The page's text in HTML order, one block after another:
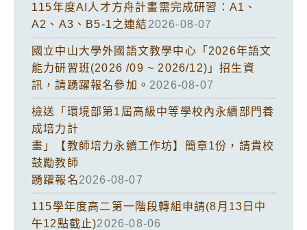
115年度AI人才方舟計畫需完成研習：A1、
A2、A3、B5-1之連結2026-08-07
國立中山大學外國語文教學中心「2026年語文
能力研習班(2026 /09 ~ 2026/12)」招生資
訊，請踴躍報名參加。 2026-08-07
檢送「環境部第1屆高級中等學校內永續部門養
成培力計
畫」【教師培力永續工作坊】簡章1份，請貴校
鼓勵教師
踴躍報名2026-08-07
115學年度高二第一階段轉組申請(8月13日中
午12點截止)2026-08-06